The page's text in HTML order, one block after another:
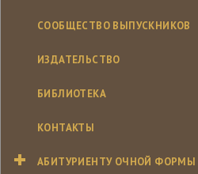
СООБЩЕСТВО ВЫПУСКНИКОВ
ИЗДАТЕЛЬСТВО
БИБЛИОТЕКА
КОНТАКТЫ
АБИТУРИЕНТУ ОЧНОЙ ФОРМЫ